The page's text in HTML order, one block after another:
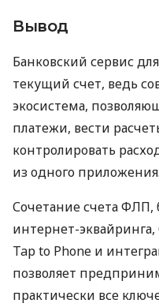
Вывод
Банковский сервис
текущий счет, ведь
экосистема,
платежи, вести
контролировать
из одного приложения.
Сочетание счета ФЛП,
интернет-эквайринга,
Tap to Phone и
позволяет
практически все